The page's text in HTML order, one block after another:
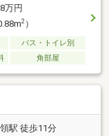
万円
2）
バス・トイレ別
角部屋
駅 徒歩11分